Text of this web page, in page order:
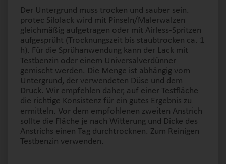
Der Untergrund muss trocken und sauber sein.
protec Silolack wird mit Pinseln/Malerwalzen
gleichmäßig aufgetragen oder mit Airless-Spritzen
aufgesprüht (Trocknungszeit bis staubtrocken ca. 1
h). Für die Sprühanwendung kann der Lack mit
Testbenzin oder einem Universalverdünner
gemischt werden. Die Menge ist abhängig vom
Untergrund, der verwendeten Düse und dem
Druck. Wir empfehlen daher, auf einer Testfläche
die richtige Konsistenz für ein gutes Ergebnis zu
ermitteln. Vor dem empfohlenen zweiten Anstrich
sollte die Fläche je nach Witterung und Dicke des
Anstrichs einen Tag durchtrocknen. Zum Reinigen
Testbenzin verwenden.